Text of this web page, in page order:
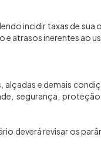
incidir taxas de sua
atrasos inerentes ao
e demais
segurança,
deverá revisar os